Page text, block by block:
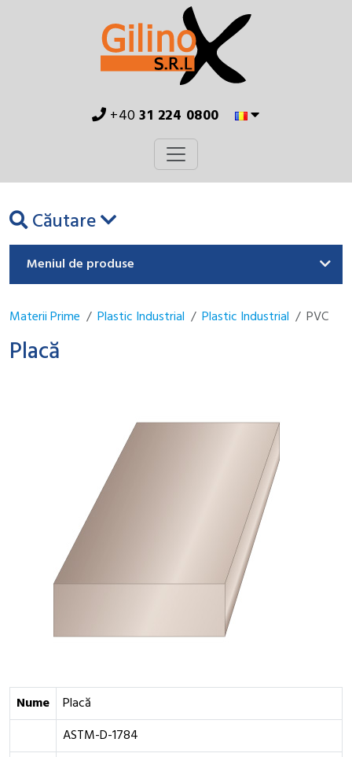
+4031 224 0800
Căutare
Meniul de produse
Materii Prime Plastic Industrial Plastic Industrial PVC
Placă
Nume
Placă
ASTM-D-1784